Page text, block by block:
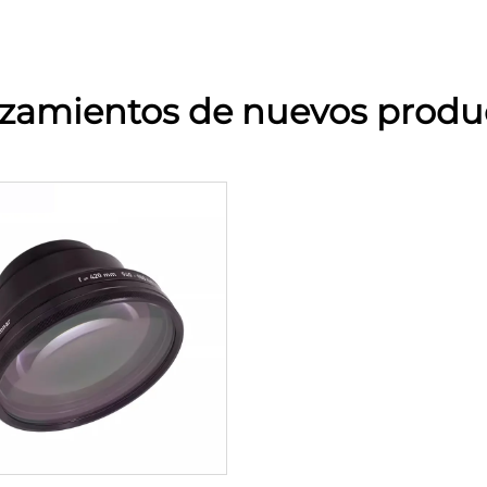
de nuevos